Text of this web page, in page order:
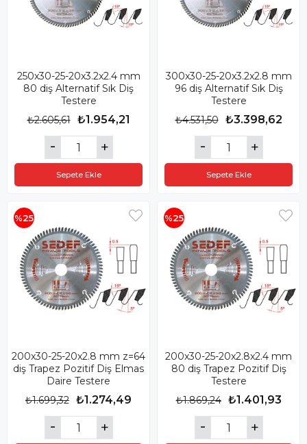
250x30-25-20x3.2x2.4 mm
80 diş Alternatif Sık Diş
Testere
₺1.954,21
₺2.605,61
Sepete Ekle
300x30-25-20x3.2x2.8 mm
96 diş Alternatif Sık Diş
Testere
₺3.398,62
₺4.531,50
Sepete Ekle
200x30-25-20x2.8 mm z=64
diş Trapez Pozitif Diş Elmas
Daire Testere
₺1.274,49
₺1.699,32
%25
200x30-25-20x2.8x2.4 mm
80 diş Trapez Pozitif Diş
Testere
₺1.401,93
₺1.869,24
%25